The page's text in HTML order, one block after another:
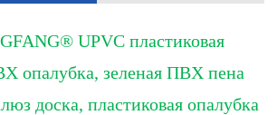
UPVC пластиковая
опалубка, зеленая ПВХ пена
доска, пластиковая опалубка